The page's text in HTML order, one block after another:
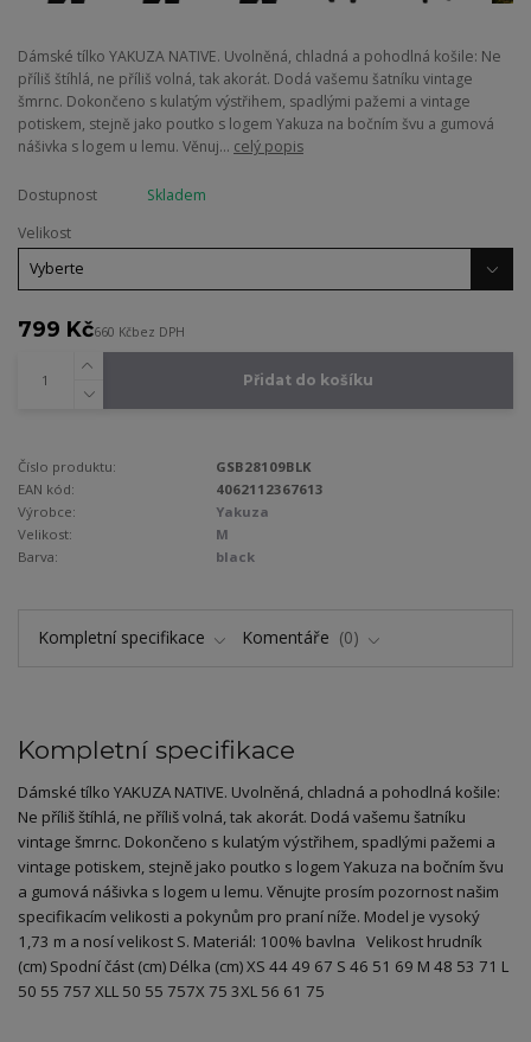
Dámské tílko YAKUZA NATIVE. Uvolněná, chladná a pohodlná košile: Ne
příliš štíhlá, ne příliš volná, tak akorát. Dodá vašemu šatníku vintage
šmrnc. Dokončeno s kulatým výstřihem, spadlými pažemi a vintage
potiskem, stejně jako poutko s logem Yakuza na bočním švu a gumová
nášivka s logem u lemu. Věnuj... celý popis
Dostupnost
Skladem
Velikost
799 Kč660 Kčbez DPH
Přidat do košíku
Číslo produktu:
GSB28109BLK
EAN kód:
4062112367613
Výrobce:
Yakuza
Velikost:
M
Barva:
black
Kompletní specifikace Komentáře 0
Kompletní specifikace
Dámské tílko YAKUZA NATIVE. Uvolněná, chladná a pohodlná košile:
Ne příliš štíhlá, ne příliš volná, tak akorát. Dodá vašemu šatníku
vintage šmrnc. Dokončeno s kulatým výstřihem, spadlými pažemi a
vintage potiskem, stejně jako poutko s logem Yakuza na bočním švu
a gumová nášivka s logem u lemu. Věnujte prosím pozornost našim
specifikacím velikosti a pokynům pro praní níže. Model je vysoký
1,73 m a nosí velikost S. Materiál: 100% bavlna Velikost hrudník
(cm) Spodní část (cm) Délka (cm) XS 44 49 67 S 46 51 69 M 48 53 71 L
50 55 757 XLL 50 55 757X 75 3XL 56 61 75